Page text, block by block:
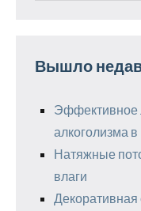
Вышло
Эффективное
алкоголизма в
Натяжные
влаги
Декоративная